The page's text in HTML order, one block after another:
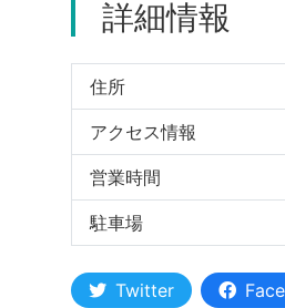
詳細情報
住所
アクセス情報
営業時間
駐車場
Twitter